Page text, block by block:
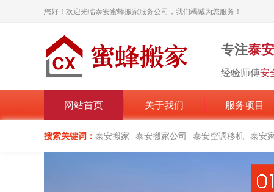
您好！欢迎光临泰安蜜蜂搬家服务公司，我们竭诚为您服务！
专注泰
经验师傅安
网站首页 关于我们 服务项目
搜索关键词： 泰安搬家 泰安搬家公司 泰安空调移机 泰安